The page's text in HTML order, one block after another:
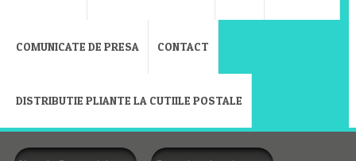
COMUNICATE DE PRESA CONTACT
DISTRIBUTIE PLIANTE LA CUTIILE POSTALE